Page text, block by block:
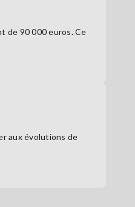
de 90 000 euros. Ce
aux évolutions de